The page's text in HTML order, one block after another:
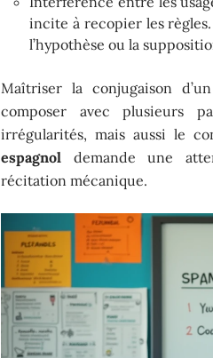
incite à recopier les
l’hypothèse ou la
Maîtriser la conjugaison d’un
composer avec plusieurs
irrégularités, mais aussi le
espagnol demande une
récitation mécanique.